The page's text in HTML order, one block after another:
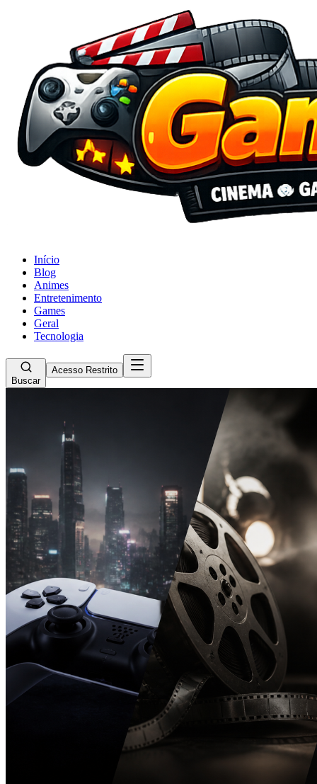
Início
Blog
Animes
Entretenimento
Games
Geral
Tecnologia
Buscar
Acesso Restrito